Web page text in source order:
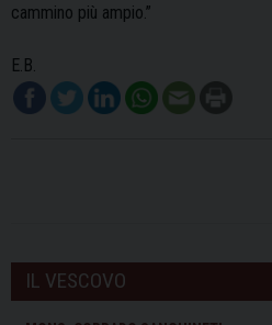
cammino più ampio.”
E.B.
IL VESCOVO